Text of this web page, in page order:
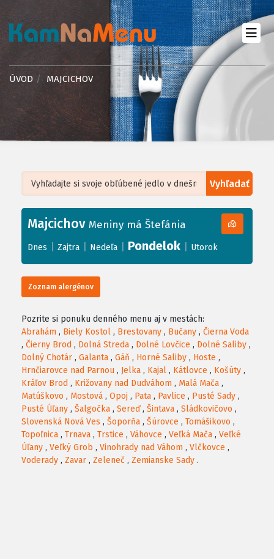
ÚVOD MAJCICHOV
Vyhľadať
+
−
Leaflet| ©OpenStreetMap, Tiles courtesy ofHumanitarian OpenStreetMap
Majcichov Meniny má Štefánia
Dnes Zajtra Nedeľa Pondelok Utorok
Zoznam alergénov
Pozrite si ponuku denného menu aj v mestách:
Abrahám , Biely Kostol , Brestovany , Bučany , Čierna Voda
, Čierny Brod , Dolná Streda , Dolné Lovčice , Dolné Saliby ,
Dolný Chotár , Galanta , Gáň , Horné Saliby , Hoste ,
Hrnčiarovce nad Parnou , Jelka , Kajal , Kátlovce , Košúty ,
Kráľov Brod , Križovany nad Dudváhom , Malá Mača ,
Matúškovo , Mostová , Opoj , Pata , Pavlice , Pusté Sady ,
Pusté Úľany , Šalgočka , Sereď, Šintava , Sládkovičovo ,
Slovenská Nová Ves , Šoporňa , Šúrovce , Tomášikovo ,
Topoľnica , Trnava , Trstice , Váhovce , Veľká Mača , Veľké
Úľany , Veľký Grob , Vinohrady nad Váhom , Vlčkovce ,
Voderady , Zavar , Zeleneč , Zemianske Sady .